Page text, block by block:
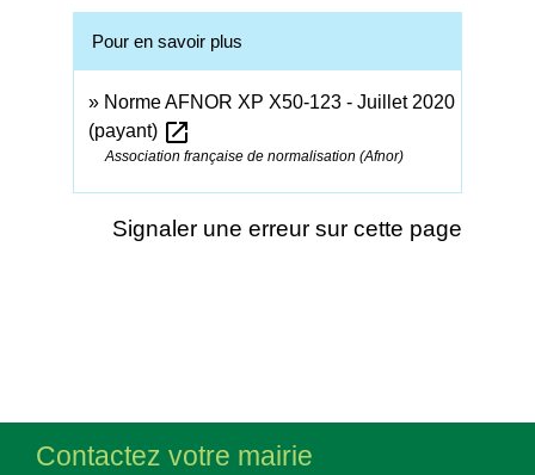
Pour en savoir plus
Norme AFNOR XP X50-123 - Juillet 2020
(payant) open_in_new
Association française de normalisation (Afnor)
Signaler une erreur sur cette page
Contactez votre mairie